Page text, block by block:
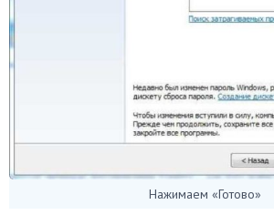
Нажимаем «Готово»